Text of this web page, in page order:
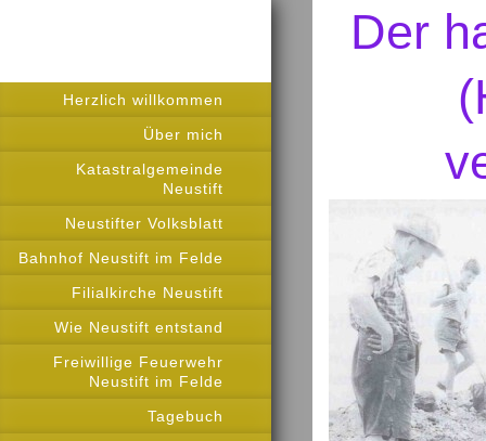
Herzlich willkommen
Über mich
Katastralgemeinde
Neustift
Neustifter Volksblatt
Bahnhof Neustift im Felde
Filialkirche Neustift
Wie Neustift entstand
Freiwillige Feuerwehr
Neustift im Felde
Tagebuch
Der